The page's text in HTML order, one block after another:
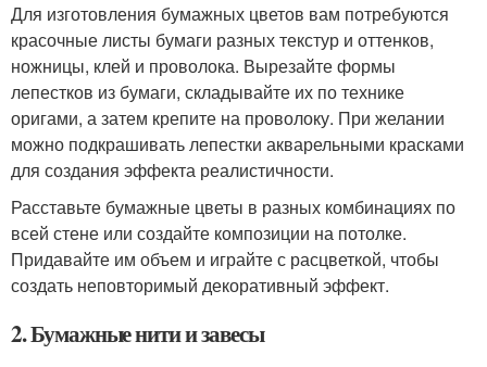
Для изготовления бумажных цветов вам потребуются
красочные листы бумаги разных текстур и оттенков,
ножницы, клей и проволока. Вырезайте формы
лепестков из бумаги, складывайте их по технике
оригами, а затем крепите на проволоку. При желании
можно подкрашивать лепестки акварельными красками
для создания эффекта реалистичности.
Расставьте бумажные цветы в разных комбинациях по
всей стене или создайте композиции на потолке.
Придавайте им объем и играйте с расцветкой, чтобы
создать неповторимый декоративный эффект.
2. Бумажные нити и завесы